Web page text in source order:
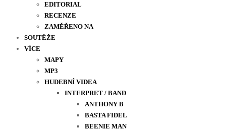
EDITORIAL
RECENZE
ZAMĚŘENO NA
SOUTĚŽE
VÍCE
MAPY
MP3
HUDEBNÍ VIDEA
INTERPRET / BAND
ANTHONY B
BASTA FIDEL
BEENIE MAN